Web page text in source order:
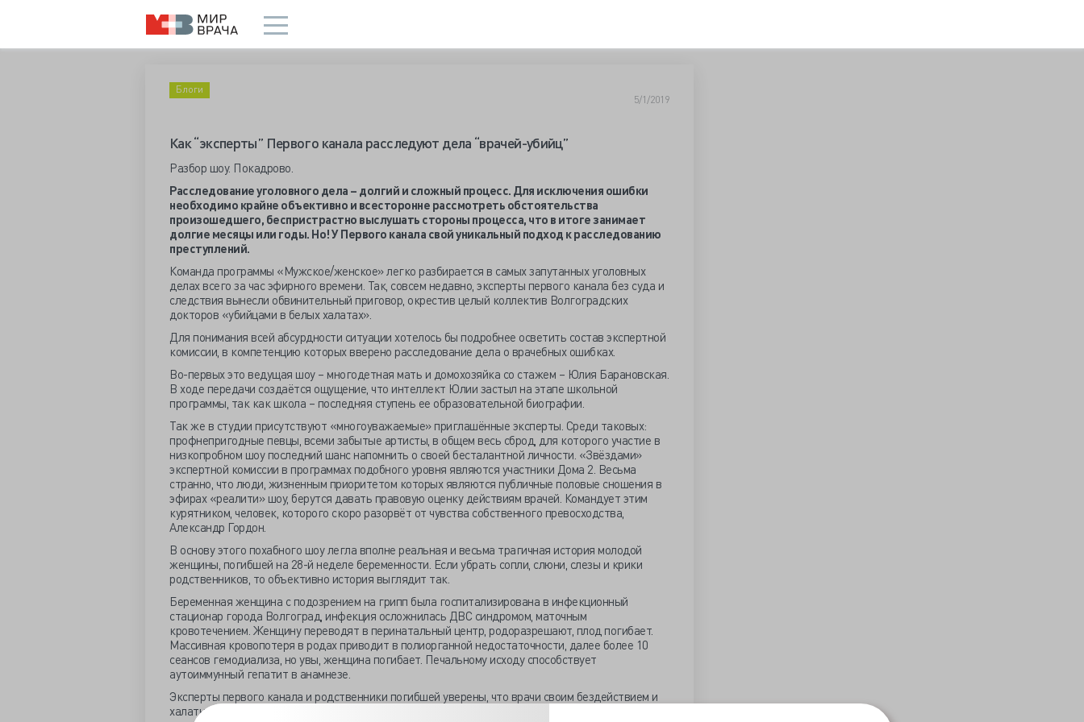
Блоги
5/1/2019
Как “эксперты” Первого канала расследуют дела “врачей-убийц”
Разбор шоу. Покадрово.
Расследование уголовного дела – долгий и сложный процесс. Для исключения ошибки
необходимо крайне объективно и всесторонне рассмотреть обстоятельства
произошедшего, беспристрастно выслушать стороны процесса, что в итоге занимает
долгие месяцы или годы. Но! У Первого канала свой уникальный подход к расследованию
преступлений.
Команда программы «Мужское/женское» легко разбирается в самых запутанных уголовных
делах всего за час эфирного времени. Так, совсем недавно, эксперты первого канала без суда и
следствия вынесли обвинительный приговор, окрестив целый коллектив Волгоградских
докторов «убийцами в белых халатах».
Для понимания всей абсурдности ситуации хотелось бы подробнее осветить состав экспертной
комиссии, в компетенцию которых вверено расследование дела о врачебных ошибках.
Во-первых это ведущая шоу – многодетная мать и домохозяйка со стажем – Юлия Барановская.
В ходе передачи создаётся ощущение, что интеллект Юлии застыл на этапе школьной
программы, так как школа – последняя ступень ее образовательной биографии.
Так же в студии присутствуют «многоуважаемые» приглашённые эксперты. Среди таковых:
профнепригодные певцы, всеми забытые артисты, в общем весь сброд, для которого участие в
низкопробном шоу последний шанс напомнить о своей бесталантной личности. «Звёздами»
экспертной комиссии в программах подобного уровня являются участники Дома 2. Весьма
странно, что люди, жизненным приоритетом которых являются публичные половые сношения в
эфирах «реалити» шоу, берутся давать правовую оценку действиям врачей. Командует этим
курятником, человек, которого скоро разорвёт от чувства собственного превосходства,
Александр Гордон.
В основу этого похабного шоу легла вполне реальная и весьма трагичная история молодой
женщины, погибшей на 28-й неделе беременности. Если убрать сопли, слюни, слезы и крики
родственников, то объективно история выглядит так.
Беременная женщина с подозрением на грипп была госпитализирована в инфекционный
стационар города Волгоград, инфекция осложнилась ДВС синдромом, маточным
кровотечением. Женщину переводят в перинатальный центр, родоразрешают, плод погибает.
Массивная кровопотеря в родах приводит в полиорганной недостаточности, далее более 10
сеансов гемодиализа, но увы, женщина погибает. Печальному исходу способствует
аутоиммунный гепатит в анамнезе.
Эксперты первого канала и родственники погибшей уверены, что врачи своим бездействием и
халатным отношением намеренно убили пациентку и заплатили патологоанатому, что бы тот